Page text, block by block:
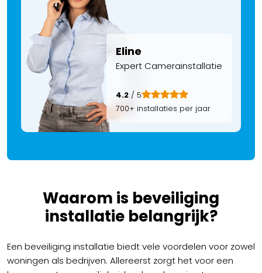
Eline
Expert Camerainstallatie
4.2 / 5
700+ installaties per jaar
Waarom is beveiliging
installatie belangrijk?
Een beveiliging installatie biedt vele voordelen voor zowel
woningen als bedrijven. Allereerst zorgt het voor een